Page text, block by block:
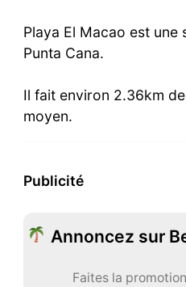
Playa El Macao est une
Punta Cana.
Il fait environ 2.36km
moyen.
Publicité
Annoncez sur
Faites la